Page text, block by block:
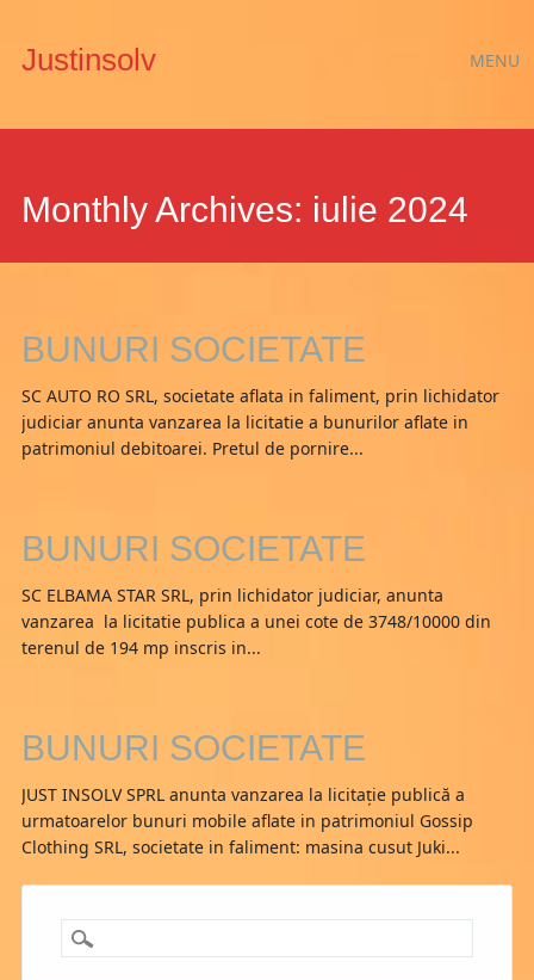
Justinsolv MENU
Monthly Archives: iulie 2024
BUNURI SOCIETATE
SC AUTO RO SRL, societate aflata in faliment, prin lichidator
judiciar anunta vanzarea la licitatie a bunurilor aflate in
patrimoniul debitoarei. Pretul de pornire...
BUNURI SOCIETATE
SC ELBAMA STAR SRL, prin lichidator judiciar, anunta
vanzarea la licitatie publica a unei cote de 3748/10000 din
terenul de 194 mp inscris in...
BUNURI SOCIETATE
JUST INSOLV SPRL anunta vanzarea la licitaţie publică a
urmatoarelor bunuri mobile aflate in patrimoniul Gossip
Clothing SRL, societate in faliment: masina cusut Juki...